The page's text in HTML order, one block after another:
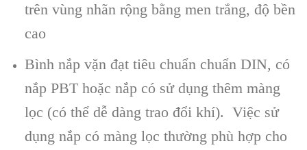
trên vùng nhãn rộng bằng men trắng, độ bền
cao
Bình nắp vặn đạt tiêu chuẩn chuẩn DIN, có
nắp PBT hoặc nắp có sử dụng thêm màng
lọc (có thể dễ dàng trao đổi khí). Việc sử
dụng nắp có màng lọc thường phù hợp cho